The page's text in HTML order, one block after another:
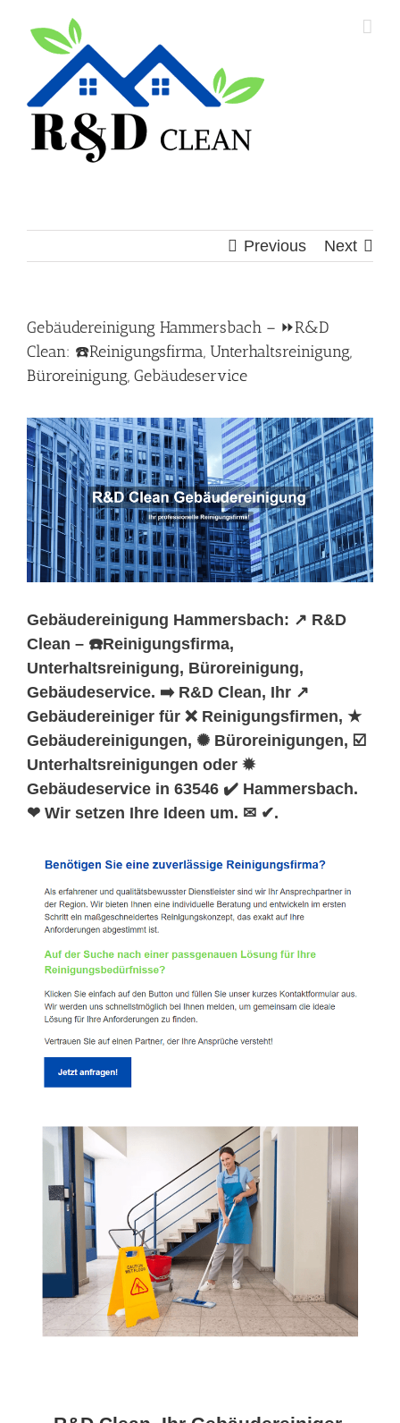
Previous Next
Gebäudereinigung Hammersbach – ⏩R&D
Clean: ☎️Reinigungsfirma, Unterhaltsreinigung,
Büroreinigung, Gebäudeservice
Gebäudereinigung Hammersbach: ↗️ R&D
Clean – ☎️Reinigungsfirma,
Unterhaltsreinigung, Büroreinigung,
Gebäudeservice. ➡️ R&D Clean, Ihr ↗️
Gebäudereiniger für ❌ Reinigungsfirmen, ★
Gebäudereinigungen, ✺ Büroreinigungen, ☑️
Unterhaltsreinigungen oder ✹
Gebäudeservice in 63546 ✔️ Hammersbach.
❤ Wir setzen Ihre Ideen um. ✉ ✔.